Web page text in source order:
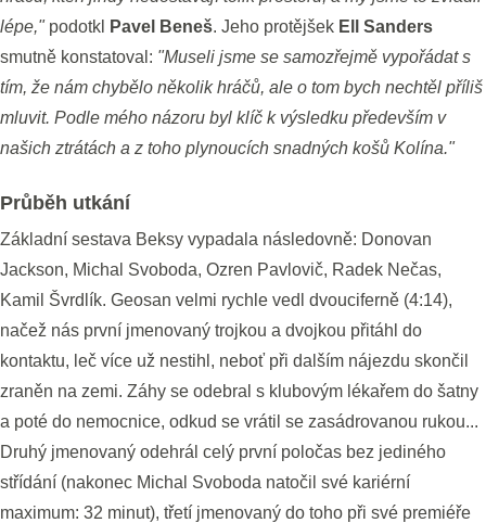
lépe," podotkl Pavel Beneš. Jeho protějšek Ell Sanders
smutně konstatoval: "Museli jsme se samozřejmě vypořádat s
tím, že nám chybělo několik hráčů, ale o tom bych nechtěl příliš
mluvit. Podle mého názoru byl klíč k výsledku především v
našich ztrátách a z toho plynoucích snadných košů Kolína."
Průběh utkání
Základní sestava Beksy vypadala následovně: Donovan
Jackson, Michal Svoboda, Ozren Pavlovič, Radek Nečas,
Kamil Švrdlík. Geosan velmi rychle vedl dvouciferně (4:14),
načež nás první jmenovaný trojkou a dvojkou přitáhl do
kontaktu, leč více už nestihl, neboť při dalším nájezdu skončil
zraněn na zemi. Záhy se odebral s klubovým lékařem do šatny
a poté do nemocnice, odkud se vrátil se zasádrovanou rukou...
Druhý jmenovaný odehrál celý první poločas bez jediného
střídání (nakonec Michal Svoboda natočil své kariérní
maximum: 32 minut), třetí jmenovaný do toho při své premiéře